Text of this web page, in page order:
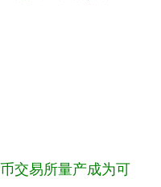
交易所量产成为可